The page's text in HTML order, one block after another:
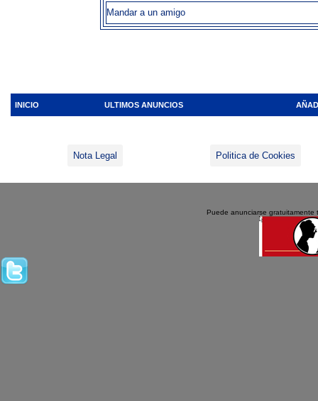
Mandar a un amigo
INICIO ULTIMOS ANUNCIOS
Nota Legal Politica de Cookies
Puede anunciarse